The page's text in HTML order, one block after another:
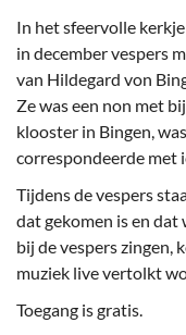
In het sfeervolle
in december vespers
van Hildegard von
Ze was een non met
klooster in Bingen,
correspondeerde met
Tijdens de vespers
dat gekomen is en dat
bij de vespers zingen,
muziek live vertolkt
Toegang is gratis.